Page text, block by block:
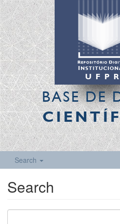
BASE DE
Search
Search